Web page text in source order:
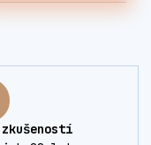
zkušeností